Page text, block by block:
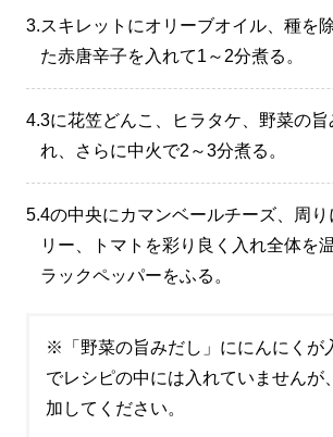
3.スキレットにオリーブオイル、種を
た赤唐辛子を入れて1～2分煮る。
4.3に花笠どんこ、ヒラタケ、野菜の旨
れ、さらに中火で2～3分煮る。
5.4の中央にカマンベールチーズ、周り
リー、トマトを彩り良く入れ全体を
ラックペッパーをふる。
※「野菜の旨みだし」ににんにくが
でレシピの中には入れていませんが
加してください。